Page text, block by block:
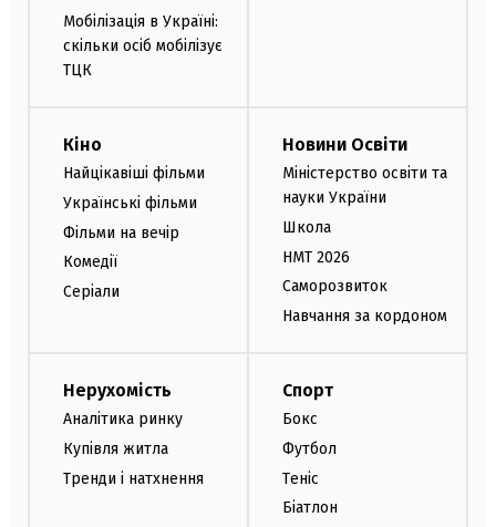
Мобілізація в Україні:
скільки осіб мобілізує
ТЦК
Кіно
Найцікавіші фільми
Українські фільми
Фільми на вечір
Комедії
Серіали
Новини Освіти
Міністерство освіти та
науки України
Школа
НМТ 2026
Саморозвиток
Навчання за кордоном
Нерухомість
Аналітика ринку
Купівля житла
Тренди і натхнення
Спорт
Бокс
Футбол
Теніс
Біатлон